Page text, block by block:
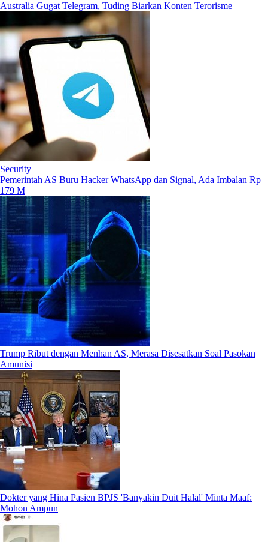
Australia Gugat Telegram, Tuding Biarkan Konten Terorisme
Security
Pemerintah AS Buru Hacker WhatsApp dan Signal, Ada Imbalan Rp
179 M
Trump Ribut dengan Menhan AS, Merasa Disesatkan Soal Pasokan
Amunisi
Dokter yang Hina Pasien BPJS 'Banyakin Duit Halal' Minta Maaf:
Mohon Ampun